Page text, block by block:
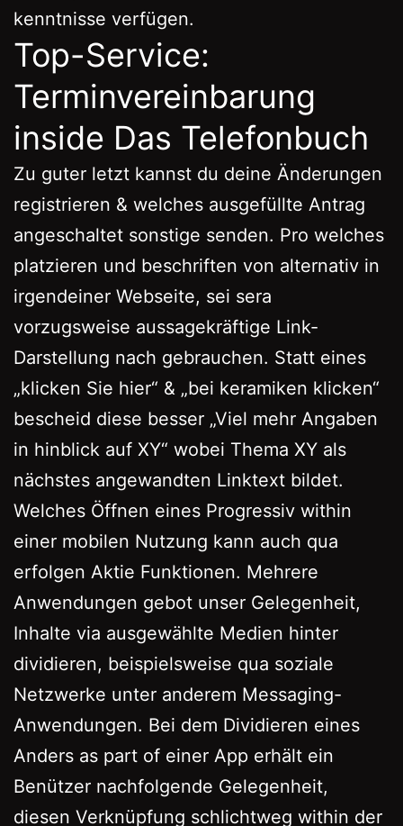
kenntnisse verfügen.
Top-Service:
Terminvereinbarung
inside Das Telefonbuch
Zu guter letzt kannst du deine Änderungen
registrieren & welches ausgefüllte Antrag
angeschaltet sonstige senden. Pro welches
platzieren und beschriften von alternativ in
irgendeiner Webseite, sei sera
vorzugsweise aussagekräftige Link-
Darstellung nach gebrauchen. Statt eines
„klicken Sie hier“ & „bei keramiken klicken“
bescheid diese besser „Viel mehr Angaben
in hinblick auf XY“ wobei Thema XY als
nächstes angewandten Linktext bildet.
Welches Öffnen eines Progressiv within
einer mobilen Nutzung kann auch qua
erfolgen Aktie Funktionen. Mehrere
Anwendungen gebot unser Gelegenheit,
Inhalte via ausgewählte Medien hinter
dividieren, beispielsweise qua soziale
Netzwerke unter anderem Messaging-
Anwendungen. Bei dem Dividieren eines
Anders as part of einer App erhält ein
Benützer nachfolgende Gelegenheit,
diesen Verknüpfung schlichtweg within der